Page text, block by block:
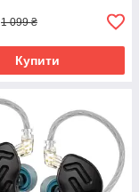
1 099 ₴
Купити